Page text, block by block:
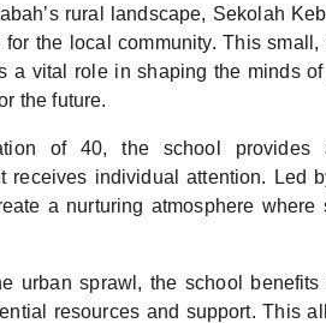
rural landscape, Sekolah
the local community. This
a vital role in shaping the minds
the future.
of 40, the school provides
receives individual attention. Led
a nurturing atmosphere where
urban sprawl, the school benefits
resources and support. This